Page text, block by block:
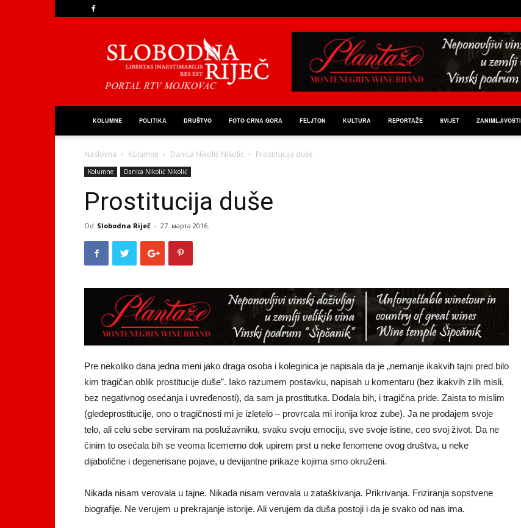
Riječ
KOLUMNE POLITIKA DRUŠTVO FOTO CRNA GORA FELJTON KULTURA REPORTAŽE SVIJET ZANIMLJIVOSTI
Naslovna Kolumne Danica Nikolić Nikolić Prostitucija duše
Kolumne Danica Nikolić Nikolić
Prostitucija duše
Od Slobodna Riječ - 27. марта 2016.
Pre nekoliko dana jedna meni jako draga osoba i koleginica je napisala da je „nemanje ikakvih tajni pred bilo
kim tragičan oblik prostitucije duše”. Iako razumem postavku, napisah u komentaru (bez ikakvih zlih misli,
bez negativnog osećanja i uvređenosti), da sam ja prostitutka. Dodala bih, i tragična pride. Zaista to mislim
(gledeprostitucije, ono o tragičnosti mi je izletelo – provrcala mi ironija kroz zube). Ja ne prodajem svoje
telo, ali celu sebe serviram na poslužavniku, svaku svoju emociju, sve svoje istine, ceo svoj život. Da ne
činim to osećala bih se veoma licemerno dok upirem prst u neke fenomene ovog društva, u neke
dijabolične i degenerisane pojave, u devijantne prikaze kojima smo okruženi.
Nikada nisam verovala u tajne. Nikada nisam verovala u zataškivanja. Prikrivanja. Friziranja sopstvene
biografije. Ne verujem u prekrajanje istorije. Ali verujem da duša postoji i da je svako od nas ima.